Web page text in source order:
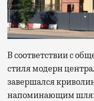
В соответствии с
стиля модерн
завершался
напоминающим